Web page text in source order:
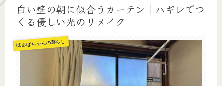
白い壁の朝に似合うカーテン｜ハギレでつ
くる優しい光のリメイク
ばぁばちゃんの暮らし